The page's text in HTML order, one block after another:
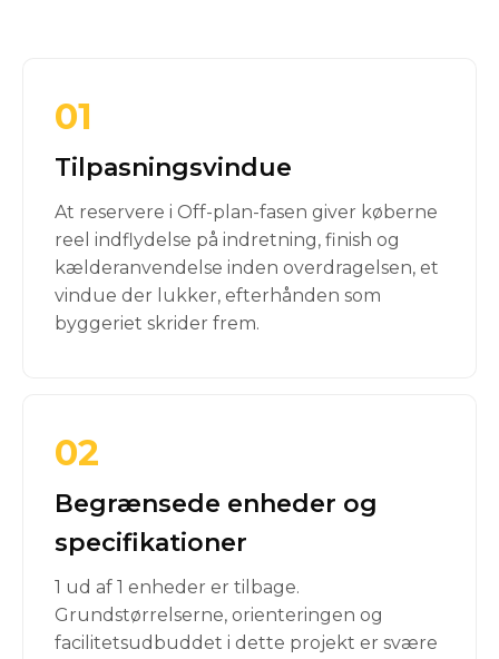
01
Tilpasningsvindue
At reservere i Off-plan-fasen giver køberne
reel indflydelse på indretning, finish og
kælderanvendelse inden overdragelsen, et
vindue der lukker, efterhånden som
byggeriet skrider frem.
02
Begrænsede enheder og
specifikationer
1 ud af 1 enheder er tilbage.
Grundstørrelserne, orienteringen og
facilitetsudbuddet i dette projekt er svære